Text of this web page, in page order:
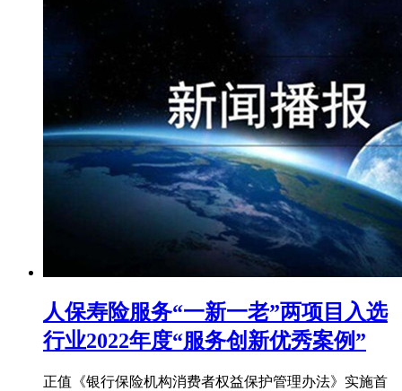
人保寿险服务“一新一老”两项目入选
行业2022年度“服务创新优秀案例”
正值《银行保险机构消费者权益保护管理办法》实施首